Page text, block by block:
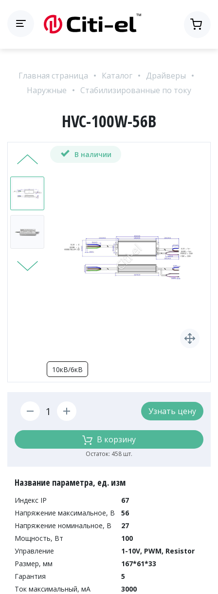
Главная страница Каталог
Драйверы
Наружные
Стабилизированные по току
HVC-100W-56B
В наличии
10кВ/6кВ
Узнать цену
В корзину
Остаток: 458 шт.
Название параметра, ед. изм
Индекс IP
67
Напряжение максимальное, В
56
Напряжение номинальное, В
27
Мощность, Вт
100
Управление
1-10V, PWM, Resistor
Размер, мм
167*61*33
Гарантия
5
Ток максимальный, мА
3000